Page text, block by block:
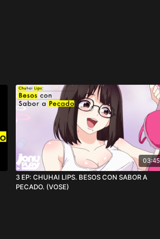
03:45
3 EP: CHUHAI LIPS. BESOS CON SABOR A
PECADO. (VOSE)